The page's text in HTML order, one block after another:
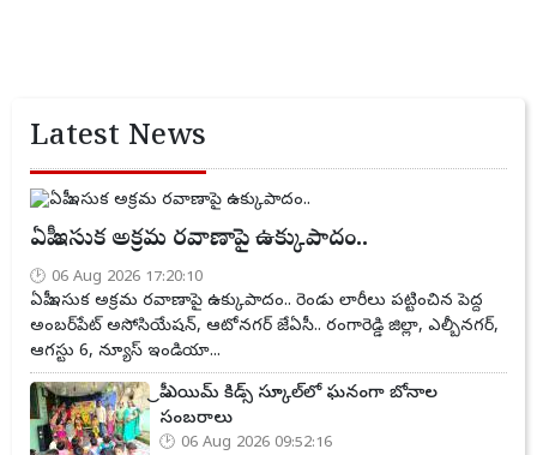
Latest News
ఏపీ ఇసుక అక్రమ రవాణాపై ఉక్కుపాదం..
06 Aug 2026 17:20:10
ఏపీ ఇసుక అక్రమ రవాణాపై ఉక్కుపాదం.. రెండు లారీలు పట్టించిన పెద్ద
అంబర్‌పేట్ అసోసియేషన్, ఆటోనగర్ జేఏసీ.. రంగారెడ్డి జిల్లా, ఎల్బీనగర్,
ఆగస్టు 6, న్యూస్ ఇండియా...
ప్రీ ఎయిమ్ కిడ్స్ స్కూల్‌లో ఘనంగా బోనాల
సంబరాలు
06 Aug 2026 09:52:16